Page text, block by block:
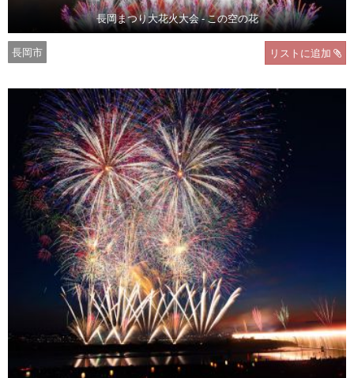
長岡まつり大花火大会 - この空の花
長岡市 リストに追加